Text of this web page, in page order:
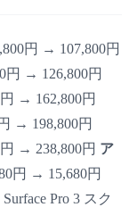
円 → 107,800円
円 → 126,800円
→ 162,800円
→ 198,800円
→ 238,800円 ア
円 → 15,680円
Pro 3 スク